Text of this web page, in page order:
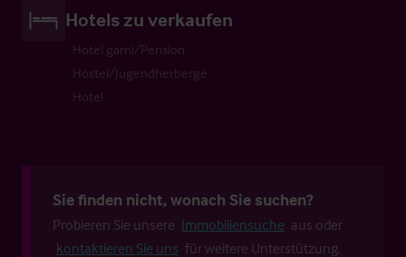
Hotels zu verkaufen
Hotel garni/Pension
Hostel/Jugendherberge
Hotel
Sie finden nicht, wonach Sie suchen?
Probieren Sie unsere Immobiliensuche aus oder
kontaktieren Sie uns für weitere Unterstützung.